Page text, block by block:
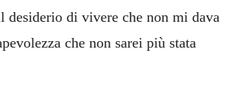
desiderio di vivere che non mi dava
che non sarei più stata